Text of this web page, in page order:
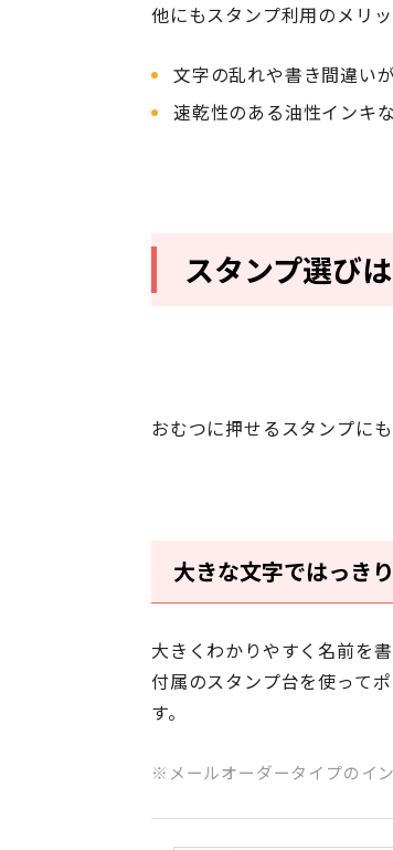
他にもスタンプ利用のメリ
文字の乱れや書き間違い
速乾性のある油性インキ
スタンプ選び
おむつに押せるスタンプに
大きな文字ではっき
大きくわかりやすく名前を
付属のスタンプ台を使って
す。
メールオーダータイプのイ